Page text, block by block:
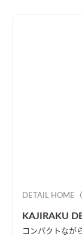
DETAIL HOME
KAJIRAKU
コンパクトなが